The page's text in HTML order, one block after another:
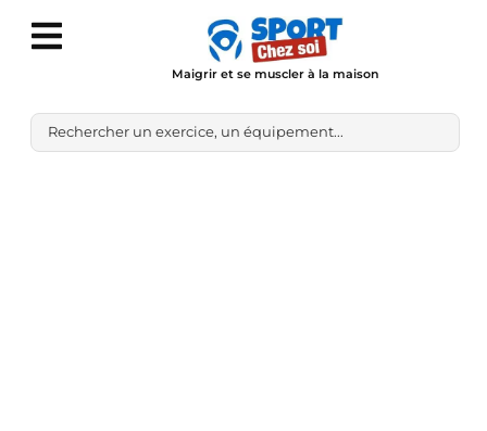
Maigrir et se muscler à la maison